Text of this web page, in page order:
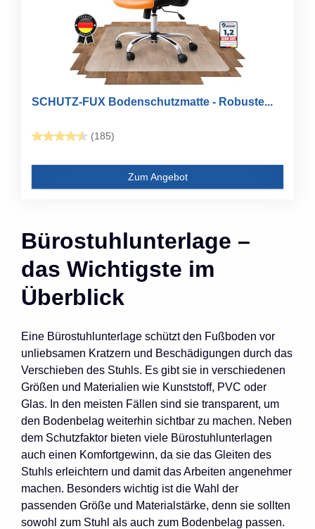
SCHUTZ-FUX Bodenschutzmatte - Robuste...
(185)
Zum Angebot
Bürostuhlunterlage –
das Wichtigste im
Überblick
Eine Bürostuhlunterlage schützt den Fußboden vor
unliebsamen Kratzern und Beschädigungen durch das
Verschieben des Stuhls. Es gibt sie in verschiedenen
Größen und Materialien wie Kunststoff, PVC oder
Glas. In den meisten Fällen sind sie transparent, um
den Bodenbelag weiterhin sichtbar zu machen. Neben
dem Schutzfaktor bieten viele Bürostuhlunterlagen
auch einen Komfortgewinn, da sie das Gleiten des
Stuhls erleichtern und damit das Arbeiten angenehmer
machen. Besonders wichtig ist die Wahl der
passenden Größe und Materialstärke, denn sie sollten
sowohl zum Stuhl als auch zum Bodenbelag passen.